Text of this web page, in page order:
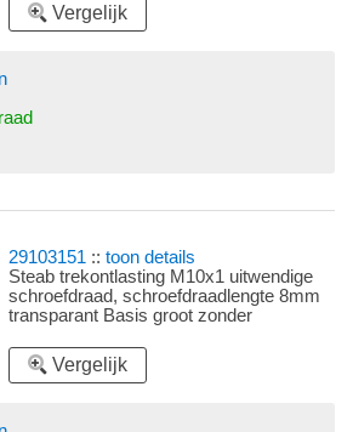
Vergelijk
29103151 ::toon details
Steab trekontlasting M10x1 uitwendige
schroefdraad, schroefdraadlengte 8mm
transparant Basis groot zonder
Vergelijk